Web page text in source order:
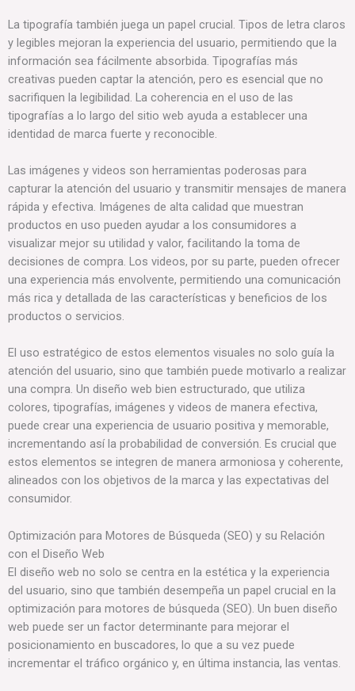
La tipografía también juega un papel crucial. Tipos de letra claros
y legibles mejoran la experiencia del usuario, permitiendo que la
información sea fácilmente absorbida. Tipografías más
creativas pueden captar la atención, pero es esencial que no
sacrifiquen la legibilidad. La coherencia en el uso de las
tipografías a lo largo del sitio web ayuda a establecer una
identidad de marca fuerte y reconocible.
Las imágenes y videos son herramientas poderosas para
capturar la atención del usuario y transmitir mensajes de manera
rápida y efectiva. Imágenes de alta calidad que muestran
productos en uso pueden ayudar a los consumidores a
visualizar mejor su utilidad y valor, facilitando la toma de
decisiones de compra. Los videos, por su parte, pueden ofrecer
una experiencia más envolvente, permitiendo una comunicación
más rica y detallada de las características y beneficios de los
productos o servicios.
El uso estratégico de estos elementos visuales no solo guía la
atención del usuario, sino que también puede motivarlo a realizar
una compra. Un diseño web bien estructurado, que utiliza
colores, tipografías, imágenes y videos de manera efectiva,
puede crear una experiencia de usuario positiva y memorable,
incrementando así la probabilidad de conversión. Es crucial que
estos elementos se integren de manera armoniosa y coherente,
alineados con los objetivos de la marca y las expectativas del
consumidor.
Optimización para Motores de Búsqueda (SEO) y su Relación
con el Diseño Web
El diseño web no solo se centra en la estética y la experiencia
del usuario, sino que también desempeña un papel crucial en la
optimización para motores de búsqueda (SEO). Un buen diseño
web puede ser un factor determinante para mejorar el
posicionamiento en buscadores, lo que a su vez puede
incrementar el tráfico orgánico y, en última instancia, las ventas.